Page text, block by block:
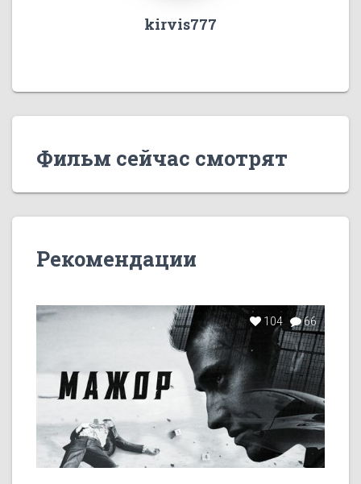
kirvis777
Фильм сейчас смотрят
Рекомендации
104 66